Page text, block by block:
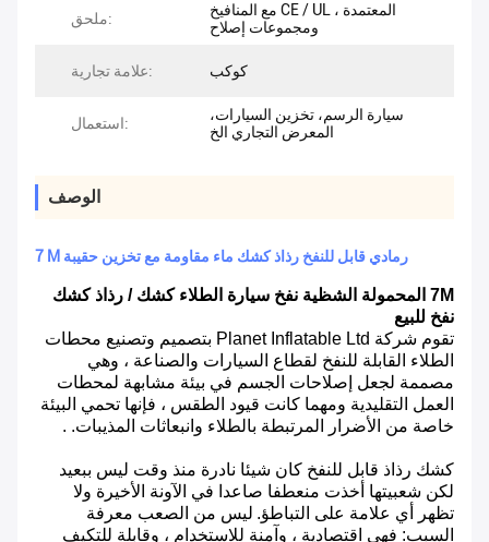
ملحق:
مع المنافيخ CE / UL المعتمدة ،
ومجموعات إصلاح
علامة تجارية: كوكب
استعمال:
سيارة الرسم، تخزين السيارات،
المعرض التجاري الخ
الوصف
7 M رمادي قابل للنفخ رذاذ كشك ماء مقاومة مع تخزين حقيبة
7M المحمولة الشظية نفخ سيارة الطلاء كشك / رذاذ كشك
نفخ للبيع
تقوم شركة Planet Inflatable Ltd بتصميم وتصنيع محطات
الطلاء القابلة للنفخ لقطاع السيارات والصناعة ، وهي
مصممة لجعل إصلاحات الجسم في بيئة مشابهة لمحطات
العمل التقليدية ومهما كانت قيود الطقس ، فإنها تحمي البيئة
خاصة من الأضرار المرتبطة بالطلاء وانبعاثات المذيبات. .
كشك رذاذ قابل للنفخ كان شيئا نادرة منذ وقت ليس ببعيد
لكن شعبيتها أخذت منعطفا صاعدا في الآونة الأخيرة ولا
تظهر أي علامة على التباطؤ. ليس من الصعب معرفة
السبب: فهي اقتصادية ، وآمنة للاستخدام ، وقابلة للتكيف